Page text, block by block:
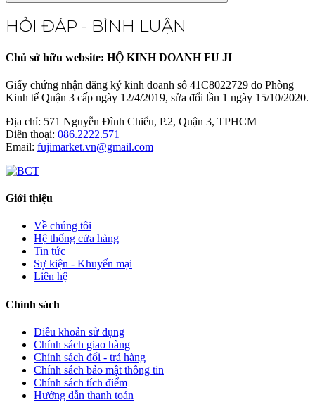
HỎI ĐÁP - BÌNH LUẬN
Chủ sở hữu website: HỘ KINH DOANH FU JI
Giấy chứng nhận đăng ký kinh doanh số 41C8022729 do Phòng
Kinh tế Quận 3 cấp ngày 12/4/2019, sửa đổi lần 1 ngày 15/10/2020.
Địa chỉ: 571 Nguyễn Đình Chiểu, P.2, Quận 3, TPHCM
Điên thoại: 086.2222.571
Email: fujimarket.vn@gmail.com
Giới thiệu
Về chúng tôi
Hệ thống cửa hàng
Tin tức
Sự kiện - Khuyến mại
Liên hệ
Chính sách
Điều khoản sử dụng
Chính sách giao hàng
Chính sách đổi - trả hàng
Chính sách bảo mật thông tin
Chính sách tích điểm
Hướng dẫn thanh toán